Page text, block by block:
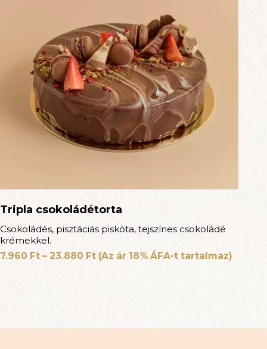
Tripla csokoládétorta
Csokoládés, pisztáciás piskóta, tejszínes csokoládé
krémekkel.
7.960 Ft – 23.880 Ft (Az ár 18% ÁFA-t tartalmaz)